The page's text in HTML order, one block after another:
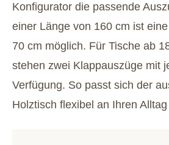
Konfigurator die passende
einer Länge von 160 cm ist
70 cm möglich. Für Tische ab
stehen zwei Klappauszüge mit
Verfügung. So passt sich der
Holztisch flexibel an Ihren